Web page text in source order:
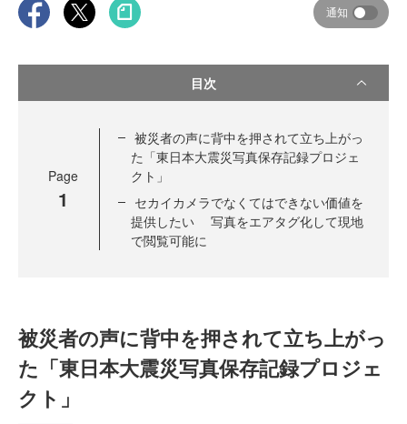
通知
目次
Page
1
被災者の声に背中を押されて立ち上がっ
た「東日本大震災写真保存記録プロジェ
クト」
セカイカメラでなくてはできない価値を
提供したい 写真をエアタグ化して現地
で閲覧可能に
被災者の声に背中を押されて立ち上がっ
た「東日本大震災写真保存記録プロジェ
クト」